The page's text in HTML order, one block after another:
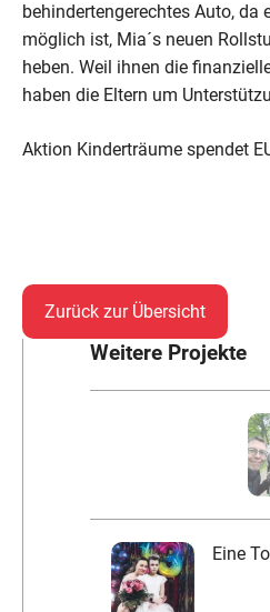
behindertengerechtes Auto, da
möglich ist, Mia´s neuen
heben. Weil ihnen die
haben die Eltern um
Aktion Kinderträume spendet
Zurück zur Übersicht
Weitere Projekte
Eine